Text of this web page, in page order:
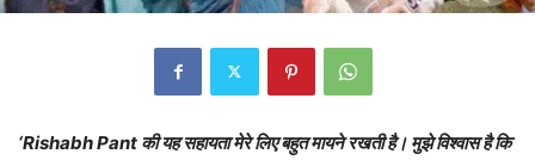
‘Rishabh Pant की यह सहायता मेरे लिए बहुत मायने रखती है। मुझे विश्वास है कि